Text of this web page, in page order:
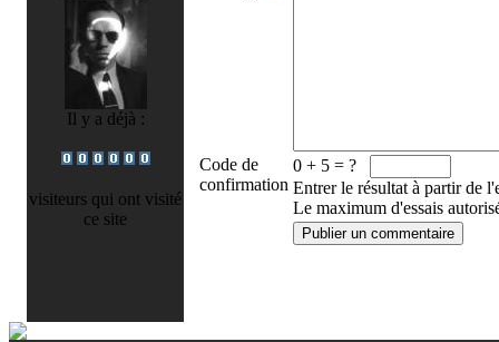
Il y a déjà :
visiteurs qui ont visité
ce site
Code de
confirmation
0 + 5 = ?
Entrer le résultat à partir de
Le maximum d'essais